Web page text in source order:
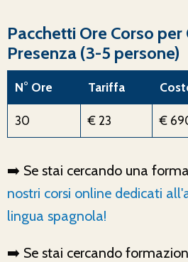
Pacchetti Ore Corso per
Presenza (3-5 persone)
N° Ore Tariffa
30 € 23 €
➡️ Se stai cercando una
nostri corsi online dedicati
lingua spagnola!
➡️ Se stai cercando